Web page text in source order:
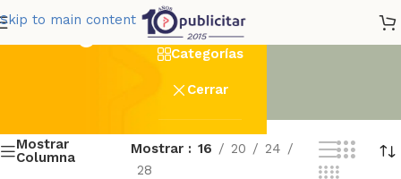
Skip to main content
Serigrafia_con_Rotacion
Categorías
Cerrar
Mostrar
Columna
Mostrar 16 20
24
28